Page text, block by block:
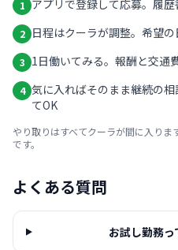
1 アプリで登録して応募。履
2 日程はクーラが調整。希望
3 1日働いてみる。報酬と交通
4 気に入ればそのまま継続の
てOK
やり取りはすべてクーラが間に入り
です。
よくある質問
お試し勤務っ